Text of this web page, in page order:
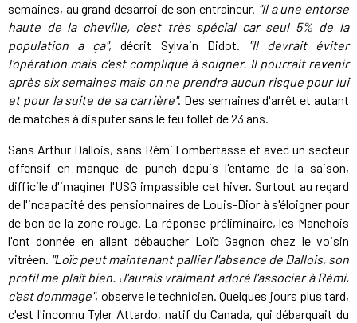
semaines, au grand désarroi de son entraîneur. "Il a une entorse
haute de la cheville, c'est très spécial car seul 5% de la
population a ça", décrit Sylvain Didot.
"Il devrait éviter
l'opération mais c'est compliqué à soigner. Il pourrait revenir
après six semaines mais on ne prendra aucun risque pour lui
et pour la suite de sa carrière". Des semaines d'arrêt et autant
de matches à disputer sans le feu follet de 23 ans.
Sans Arthur Dallois, sans Rémi Fombertasse et avec un secteur
offensif en manque de punch depuis l'entame de la saison,
difficile d'imaginer l'USG impassible cet hiver. Surtout au regard
de l'incapacité des pensionnaires de Louis-Dior à s'éloigner pour
de bon de la zone rouge. La réponse préliminaire, les Manchois
l'ont donnée en allant débaucher Loïc Gagnon chez le voisin
vitréen. "Loïc peut maintenant pallier l'absence de Dallois, son
profil me plaît bien. J'aurais vraiment adoré l'associer à Rémi,
c'est dommage", observe le technicien. Quelques jours plus tard,
c'est l'inconnu Tyler Attardo, natif du Canada, qui débarquait du